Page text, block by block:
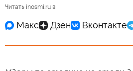
Читать inosmi.ru в